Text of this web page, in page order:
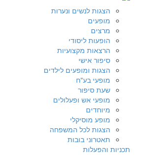
הצגות לנשים ונערות
מופעים
מרצים
הופעות ליסודי
הרצאות מקצועיות
סיפור אישי
הצגות ומופעים לילדים
מופעי בע"ח
שעת סיפור
מופעי אש ופעלולים
מיוחדים
מופע מוסיקלי
הצגות לכל המשפחה
תאטרוני בובות
תכניות והפעלות